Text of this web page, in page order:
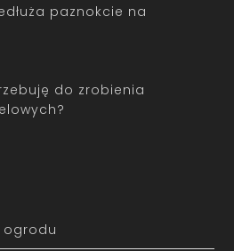
paznokcie na
do zrobienia
ogrodu